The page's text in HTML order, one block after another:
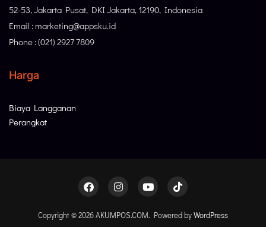
52-53, Jakarta Pusat, DKI Jakarta, 12190, Indonesia
Email : marketing@appsku.id
Phone : (021) 2927 7809
Harga
Biaya Langganan
Perangkat
Copyright © 2026 AKUMPOS.COM. Powered byWordPress